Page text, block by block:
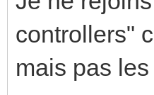
controllers"
mais pas